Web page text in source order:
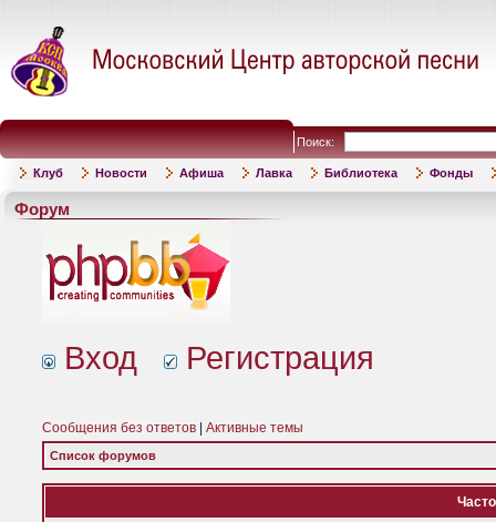
Поиск:
Клуб Новости Афиша Лавка Библиотека Фонды
Форум
Вход Регистрация
Сообщения без ответов Активные темы
Список форумов